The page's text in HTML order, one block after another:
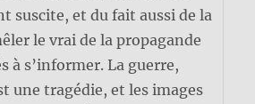
suscite, et du fait aussi de la
le vrai de la propagande
à s’informer. La guerre,
une tragédie, et les images